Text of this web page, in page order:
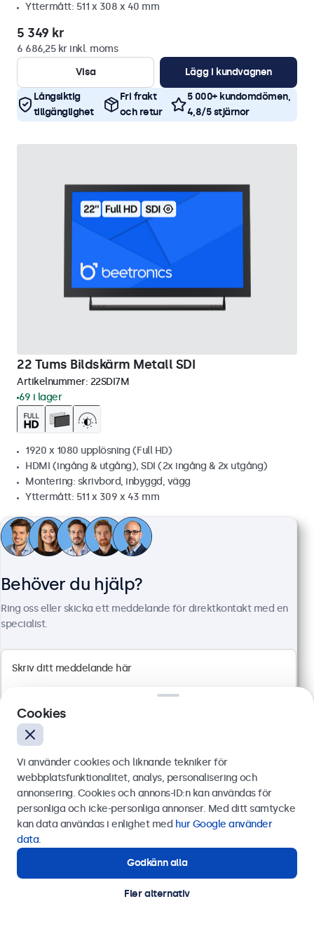
Yttermått: 511 x 308 x 40 mm
5 349 kr
6 686,25 kr inkl. moms
Visa
Lägg i kundvagnen
Långsiktig
tillgänglighet
Fri frakt
och retur
5 000+ kundomdömen,
4,8/5 stjärnor
22 Tums Bildskärm Metall SDI
Artikelnummer: 22SDI7M
69 i lager
1920 x 1080 upplösning (Full HD)
HDMI (ingång & utgång), SDI (2x ingång & 2x utgång)
Montering: skrivbord, inbyggd, vägg
Yttermått: 511 x 309 x 43 mm
8 899 kr
11 123,75 kr inkl. moms
24 Tums Bildskärm, Metall
Artikelnummer:24HD7M
100+ i lager
HDMI, VGA, BNC och RCA
Behöver du hjälp?
Ring oss eller skicka ett meddelande för direktkontakt med en
specialist.
Skicka
Kontakta våra experter.
Cookies
Vi använder cookies och liknande tekniker för
webbplatsfunktionalitet, analys, personalisering och
annonsering. Cookies och annons-ID:n kan användas för
personliga och icke-personliga annonser. Med ditt samtycke
kan data användas i enlighet med hur Google använder
data.
Godkänn alla
Fler alternativ